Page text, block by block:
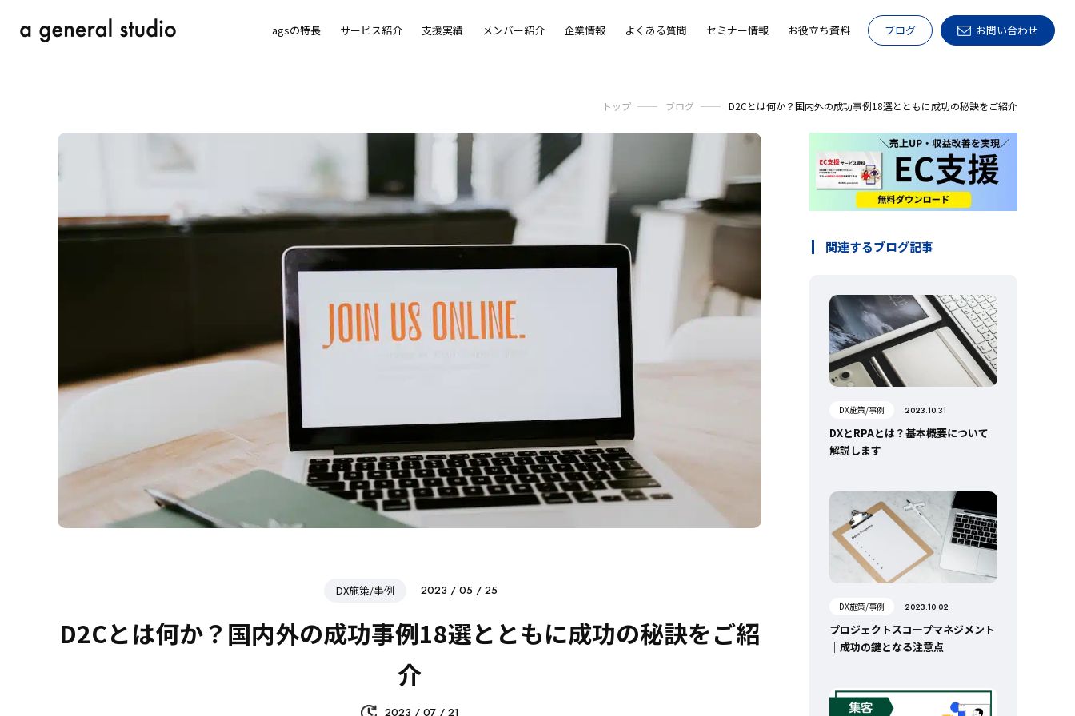
agsの特長 サービス紹介 支援実績 メンバー紹介 企業情報 よくある質問 セミナー情報 お役立ち資料 ブログ お問い合わせ
トップ ブログ D2Cとは何か？国内外の成功事例18選とともに成功の秘訣をご紹介
DX施策/事例 2023 / 05 / 25
D2Cとは何か？国内外の成功事例18選とともに成功の秘訣をご紹
介
2023 / 07 / 21
関連するブログ記事
DX施策/事例 2023.10.31
DXとRPAとは？基本概要について
解説します
DX施策/事例 2023.10.02
プロジェクトスコープマネジメント
｜成功の鍵となる注意点